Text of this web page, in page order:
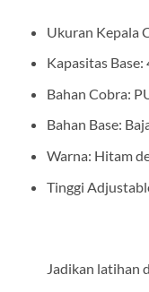
Ukuran Kepala
Kapasitas
Bahan Cobra:
Bahan Base:
Warna: Hitam
Tinggi
Jadikan latihan